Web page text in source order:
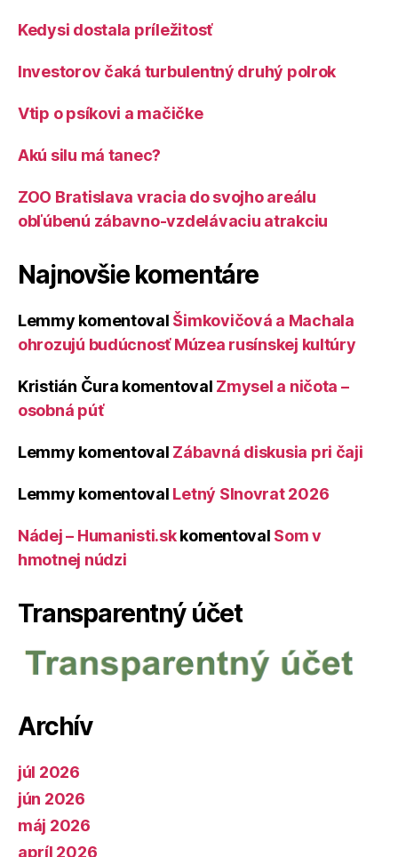
Kedysi dostala príležitosť
Investorov čaká turbulentný druhý polrok
Vtip o psíkovi a mačičke
Akú silu má tanec?
ZOO Bratislava vracia do svojho areálu
obľúbenú zábavno-vzdelávaciu atrakciu
Najnovšie komentáre
Lemmy komentoval Šimkovičová a Machala
ohrozujú budúcnosť Múzea rusínskej kultúry
Kristián Čura komentoval Zmysel a ničota –
osobná púť
Lemmy komentoval Zábavná diskusia pri čaji
Lemmy komentoval Letný Slnovrat 2026
Nádej – Humanisti.skkomentoval Som v
hmotnej núdzi
Transparentný účet
Archív
júl 2026
jún 2026
máj 2026
apríl 2026